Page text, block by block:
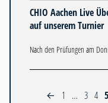
CHIO Aachen Live
auf unserem Turnier
Nach den Prüfungen am
← 1 … 3 4 5